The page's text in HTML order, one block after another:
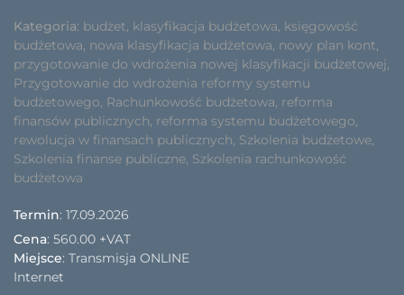
Kategoria: budżet, klasyfikacja budżetowa, księgowość
budżetowa, nowa klasyfikacja budżetowa, nowy plan kont,
przygotowanie do wdrożenia nowej klasyfikacji budżetowej,
Przygotowanie do wdrożenia reformy systemu
budżetowego, Rachunkowość budżetowa, reforma
finansów publicznych, reforma systemu budżetowego,
rewolucja w finansach publicznych, Szkolenia budżetowe,
Szkolenia finanse publiczne, Szkolenia rachunkowość
budżetowa
Termin: 17.09.2026
Cena: 560.00 +VAT
Miejsce: Transmisja ONLINE
Internet